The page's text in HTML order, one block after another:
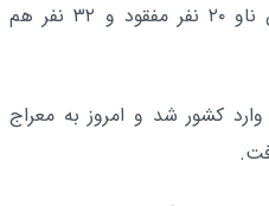
حمله ناجوانمردانه آمریکا به این ناو ۲۰ نفر مفقود و ۳۲ نفر هم
کشور شد و امروز به معراج